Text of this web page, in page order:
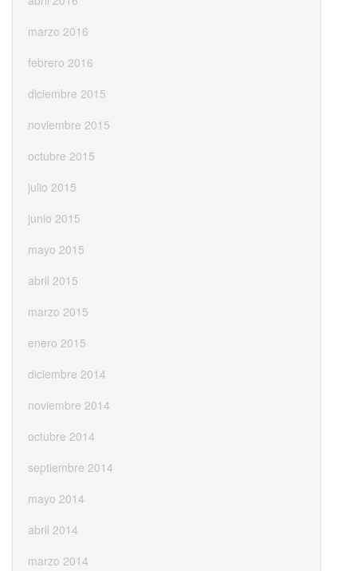
marzo 2016
febrero 2016
diciembre 2015
noviembre 2015
octubre 2015
julio 2015
junio 2015
mayo 2015
abril 2015
marzo 2015
enero 2015
diciembre 2014
noviembre 2014
octubre 2014
septiembre 2014
mayo 2014
abril 2014
marzo 2014